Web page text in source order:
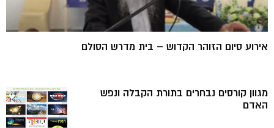
אירוע סיום הזוהר הקדוש – בית מדרש הסולם
מגוון קורסים נבחרים בתורת הקבלה ונפש
האדם